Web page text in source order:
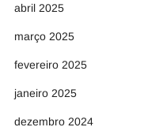
abril 2025
março 2025
fevereiro 2025
janeiro 2025
dezembro 2024